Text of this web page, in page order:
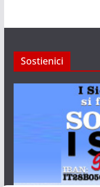
Sostienici